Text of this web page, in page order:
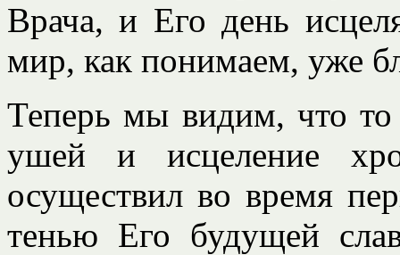
Врача, и Его день
мир, как понимаем, уже
Теперь мы видим, что то
ушей и исцеление
осуществил во время
тенью Его будущей